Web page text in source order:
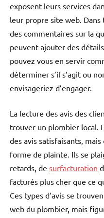
exposent leurs services
leur propre site web. Dans
des commentaires sur la
peuvent ajouter des
pouvez vous en servir
déterminer s’il s’agit ou
envisageriez d’engager.
La lecture des avis des
trouver un plombier local.
des avis satisfaisants,
forme de plainte. Ils se
retards, de surfacturation
facturés plus cher que ce
Ces types d’avis se
web du plombier, mais